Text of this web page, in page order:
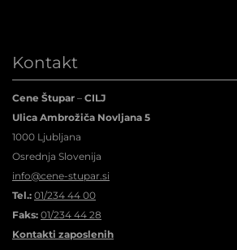
Kontakt
Cene Štupar – CILJ
Ulica Ambrožiča Novljana 5
1000 Ljubljana
Osrednja Slovenija
info@cene-stupar.si
Tel.: 01/234 44 00
Faks: 01/234 44 28
Kontakti zaposlenih